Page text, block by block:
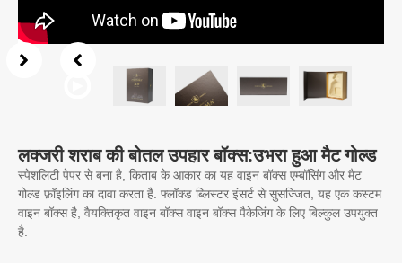
लक्जरी शराब की बोतल उपहार बॉक्स:उभरा हुआ मैट गोल्ड
स्पेशलिटी पेपर से बना है, किताब के आकार का यह वाइन बॉक्स एम्बॉसिंग और मैट
गोल्ड फ़ॉइलिंग का दावा करता है. फ्लॉक्ड ब्लिस्टर इंसर्ट से सुसज्जित, यह एक कस्टम
वाइन बॉक्स है, वैयक्तिकृत वाइन बॉक्स वाइन बॉक्स पैकेजिंग के लिए बिल्कुल उपयुक्त
है.